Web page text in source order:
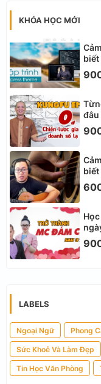
KHÓA HỌC MỚI
biết
đâu
biết
LABELS
Ngoại Ngữ Phong
Sức Khoẻ Và Làm Đẹp
Tin Học Văn Phòng